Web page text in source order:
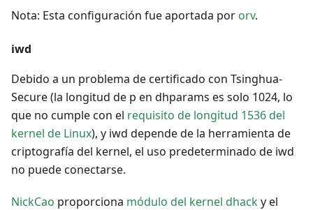
Nota: Esta configuración fue aportada por orv.
iwd
Debido a un problema de certificado con Tsinghua-
Secure (la longitud de p en dhparams es solo 1024, lo
que no cumple con el requisito de longitud 1536 del
kernel de Linux), y iwd depende de la herramienta de
criptografía del kernel, el uso predeterminado de iwd
no puede conectarse.
NickCao proporciona módulo del kernel dhacky el